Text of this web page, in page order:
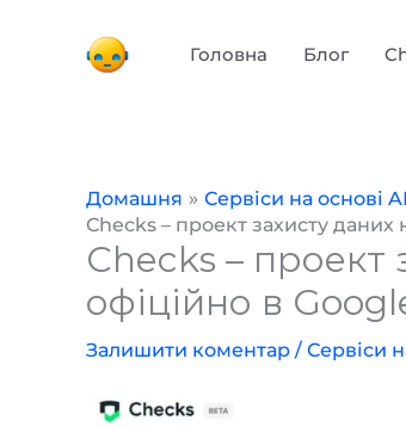
Головна Блог
Домашня
Сервіси на основі AI
Checks – проект захисту даних
Checks – проект
офіційно в
Залишити коментар / Сервіси